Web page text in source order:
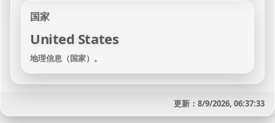
国家
United States
地理信息（国家）。
更新：8/9/2026, 06:37:33